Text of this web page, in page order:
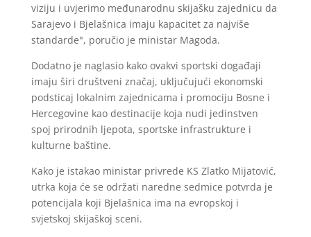
viziju i uvjerimo međunarodnu skijašku zajednicu da
Sarajevo i Bjelašnica imaju kapacitet za najviše
standarde", poručio je ministar Magoda.
Dodatno je naglasio kako ovakvi sportski događaji
imaju širi društveni značaj, uključujući ekonomski
podsticaj lokalnim zajednicama i promociju Bosne i
Hercegovine kao destinacije koja nudi jedinstven
spoj prirodnih ljepota, sportske infrastrukture i
kulturne baštine.
Kako je istakao ministar privrede KS Zlatko Mijatović,
utrka koja će se održati naredne sedmice potvrda je
potencijala koji Bjelašnica ima na evropskoj i
svjetskoj skijaškoj sceni.